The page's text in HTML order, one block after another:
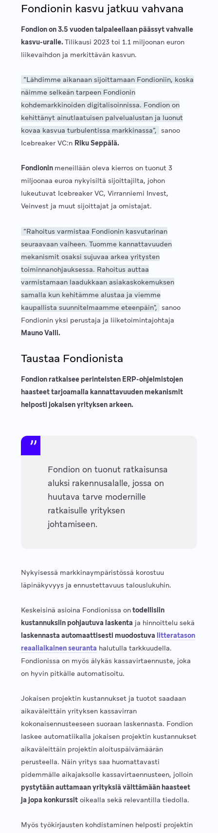
Fondionin kasvu jatkuu vahvana
Fondion on 3.5 vuoden taipaleellaan päässyt vahvalle
kasvu-uralle.Tilikausi 2023 toi 1.1 miljoonan euron
liikevaihdon ja merkittävän kasvun.
”Lähdimme aikanaan sijoittamaan Fondioniin, koska
näimme selkeän tarpeen Fondionin
kohdemarkkinoiden digitalisoinnissa. Fondion on
kehittänyt ainutlaatuisen palvelualustan ja luonut
kovaa kasvua turbulentissa markkinassa”, sanoo
Icebreaker VC:n Riku Seppälä.
Fondionin meneillään oleva kierros on tuonut 3
miljoonaa euroa nykyisiltä sijoittajilta, johon
lukeutuvat Icebreaker VC, Virranniemi Invest,
Veinvest ja muut sijoittajat ja omistajat.
“Rahoitus varmistaa Fondionin kasvutarinan
seuraavaan vaiheen. Tuomme kannattavuuden
mekanismit osaksi sujuvaa arkea yritysten
toiminnanohjauksessa. Rahoitus auttaa
varmistamaan laadukkaan asiakaskokemuksen
samalla kun kehitämme alustaa ja viemme
kaupallista suunnitelmaamme eteenpäin", sanoo
Fondionin yksi perustaja ja liiketoimintajohtaja
Mauno Valli.
Taustaa Fondionista
Fondion ratkaisee perinteisten ERP-ohjelmistojen
haasteet tarjoamalla kannattavuuden mekanismit
helposti jokaisen yrityksen arkeen.
Fondion on tuonut ratkaisunsa
aluksi rakennusalalle, jossa on
huutava tarve modernille
ratkaisulle yrityksen
johtamiseen.
Nykyisessä markkinaympäristössä korostuu
läpinäkyvyys ja ennustettavuus talouslukuhin.
Keskeisinä asioina Fondionissa ontodellisiin
kustannuksiin pohjautuva laskenta ja hinnoittelu sekä
laskennasta automaattisesti muodostuva litteratason
reaaliaikainen seuranta halutulla tarkkuudella.
Fondionissa on myös älykäs kassavirtaennuste, joka
on hyvin pitkälle automatisoitu.
Jokaisen projektin kustannukset ja tuotot saadaan
aikaväleittäin yrityksen kassavirran
kokonaisennusteeseen suoraan laskennasta. Fondion
laskee automatiikalla jokaisen projektin kustannukset
aikaväleittäin projektin aloituspäivämäärän
perusteella. Näin yritys saa huomattavasti
pidemmälle aikajaksolle kassavirtaennusteen, jolloin
pystytään auttamaan yrityksiä välttämään haasteet
ja jopa konkurssitoikealla sekä relevantilla tiedolla.
Myös työkirjausten kohdistaminen helposti projektin